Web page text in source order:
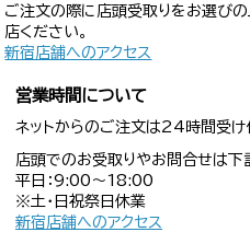
ご注文の際に店頭受取りをお選び
店ください。
新宿店舗へのアクセス
営業時間について
ネットからのご注文は24時間受け
店頭でのお受取りやお問合せは下
平日：9:00〜18:00
※土・日祝祭日休業
新宿店舗へのアクセス